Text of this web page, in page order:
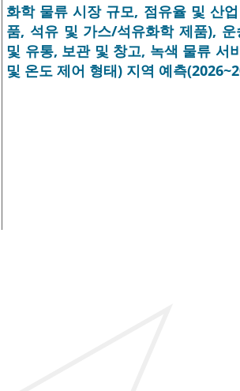
화학 물류 시장 규모, 점유율 및 산
품, 석유 및 가스/석유화학 제품),
및 유통, 보관 및 창고, 녹색 물류 서
및 온도 제어 형태) 지역 예측